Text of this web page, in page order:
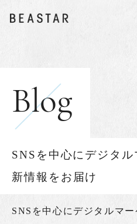
Blog
SNSを中心にデジタ
新情報をお届け
SNSを中心に デジタルマ